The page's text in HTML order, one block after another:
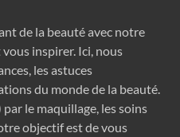
de la beauté avec notre
inspirer. Ici, nous
les astuces
du monde de la beauté.
le maquillage, les soins
objectif est de vous